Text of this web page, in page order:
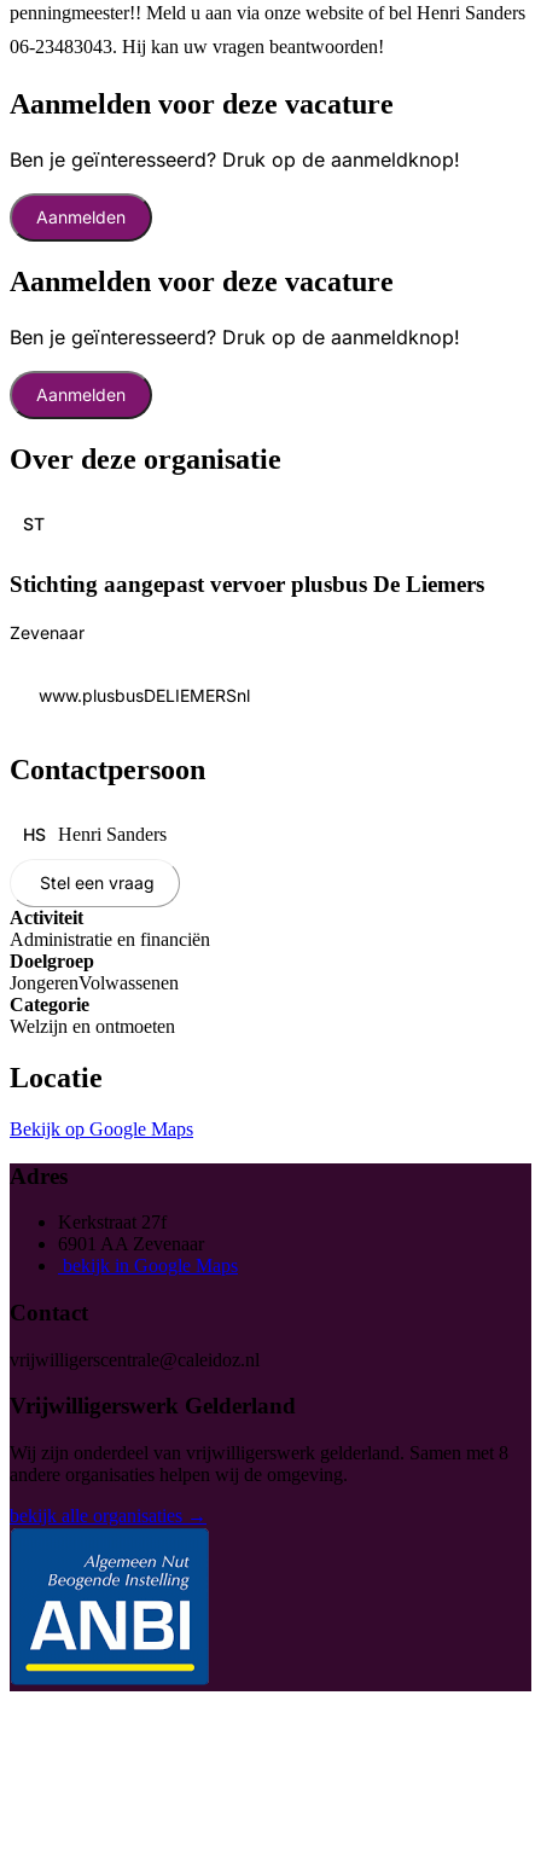
penningmeester!! Meld u aan via onze website of bel Henri Sanders
06-23483043. Hij kan uw vragen beantwoorden!
Aanmelden voor deze vacature
Ben je geïnteresseerd? Druk op de aanmeldknop!
Aanmelden
Aanmelden voor deze vacature
Ben je geïnteresseerd? Druk op de aanmeldknop!
Aanmelden
Over deze organisatie
ST
Stichting aangepast vervoer plusbus De Liemers
Zevenaar
www.plusbusDELIEMERSnl
Contactpersoon
HS Henri Sanders
Stel een vraag
Activiteit
Administratie en financiën
Doelgroep
JongerenVolwassenen
Categorie
Welzijn en ontmoeten
Locatie
Bekijk op Google Maps
Adres
Kerkstraat 27f
6901 AA Zevenaar
bekijk in Google Maps
Contact
vrijwilligerscentrale@caleidoz.nl
Vrijwilligerswerk Gelderland
Wij zijn onderdeel van vrijwilligerswerk gelderland. Samen met 8
andere organisaties helpen wij de omgeving.
bekijk alle organisaties →